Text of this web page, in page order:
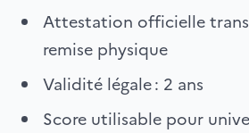
Attestation officielle
remise physique
Validité légale : 2 ans
Score utilisable pour